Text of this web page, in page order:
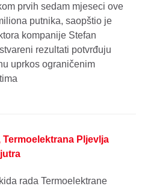
prvih sedam mjeseci ove
putnika, saopštio je
kompanije Stefan
rezultati potvrđuju
uprkos ograničenim
Termoelektrana Pljevlja
rada Termoelektrane